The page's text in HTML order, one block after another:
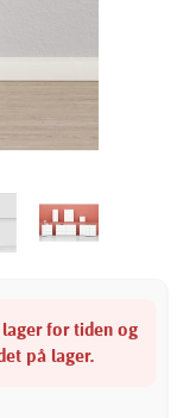
for tiden og
på lager.